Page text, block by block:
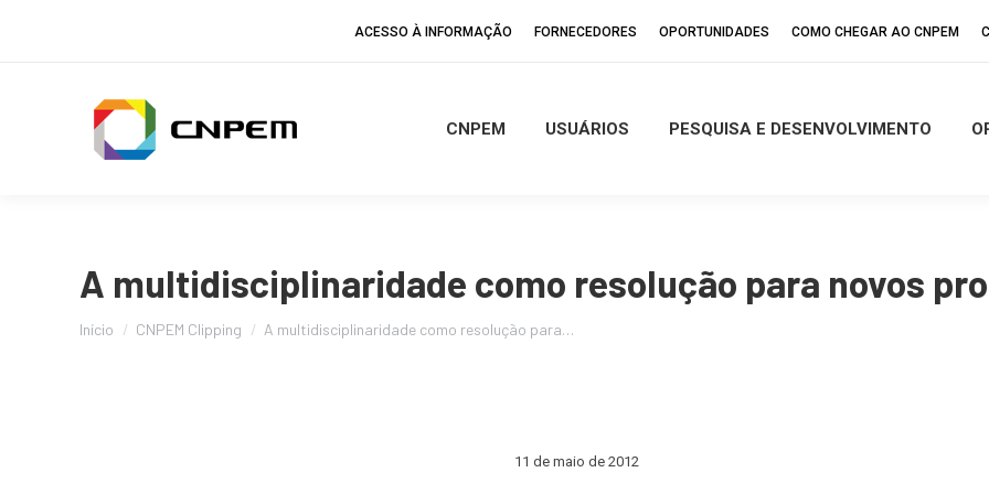
ACESSO À INFORMAÇÃO FORNECEDORES OPORTUNIDADES COMO CHEGAR AO CNPEM
CNPEM USUÁRIOS PESQUISA E DESENVOLVIMENTO
A multidisciplinaridade como resolução para novos
Início CNPEM Clipping A multidisciplinaridade como resolução para…
11 de maio de 2012